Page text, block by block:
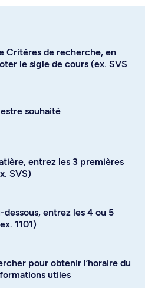
Critères de recherche, en
le sigle de cours (ex. SVS
souhaité
entrez les 3 premières
SVS)
dessous, entrez les 4 ou 5
1101)
pour obtenir l’horaire du
utiles